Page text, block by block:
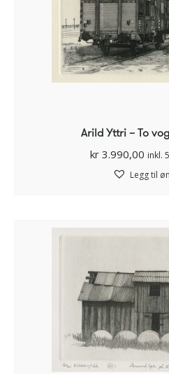
Arild Yttri – To
kr 3.990,00 inkl.
Legg til